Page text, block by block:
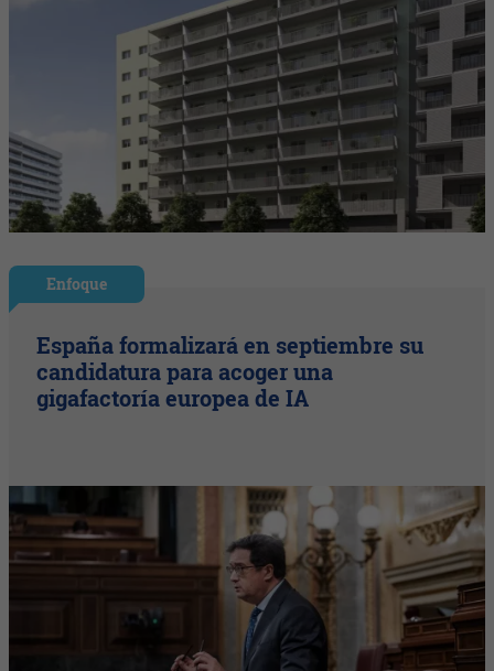
Enfoque
España formalizará en septiembre su
candidatura para acoger una
gigafactoría europea de IA